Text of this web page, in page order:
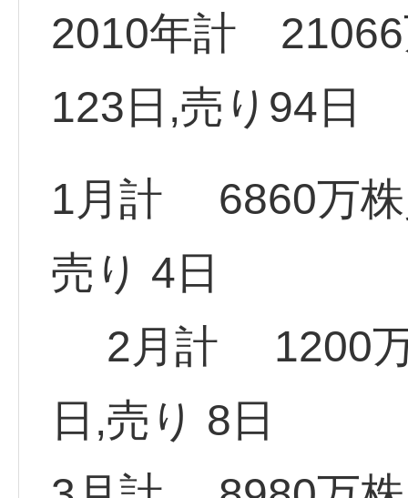
2010年計
123日,売り94日
1月計 6860万
売り 4日
2月計 1200万
日,売り 8日